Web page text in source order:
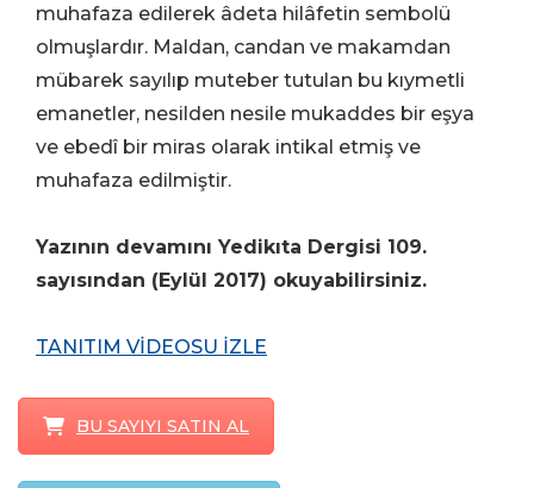
muhafaza edilerek âdeta hilâfetin sembolü
olmuşlardır. Maldan, candan ve makamdan
mübarek sayılıp muteber tutulan bu kıymetli
emanetler, nesilden nesile mukaddes bir eşya
ve ebedî bir miras olarak intikal etmiş ve
muhafaza edilmiştir.
Yazının devamını Yedikıta Dergisi 109.
sayısından (Eylül 2017) okuyabilirsiniz.
TANITIM VİDEOSU İZLE
BU SAYIYI SATIN AL